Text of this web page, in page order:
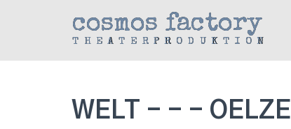
cosmos factory
THEATERPRODUKTION
WELT - - - OELZE